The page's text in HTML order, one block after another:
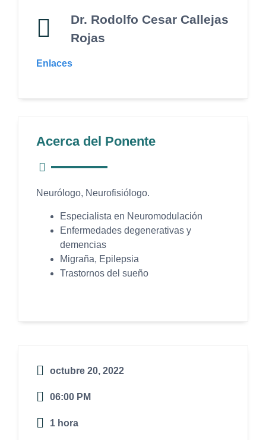
Dr. Rodolfo Cesar Callejas
Rojas
Enlaces
Acerca del Ponente
Neurólogo, Neurofisiólogo.
Especialista en Neuromodulación
Enfermedades degenerativas y
demencias
Migraña, Epilepsia
Trastornos del sueño
octubre 20, 2022
06:00 PM
1 hora